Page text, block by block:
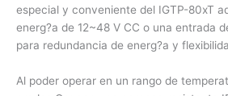
especial y conveniente del IGTP-80xT
energ?a de 12~48 V CC o una entrada
para redundancia de energ?a y
Al poder operar en un rango de